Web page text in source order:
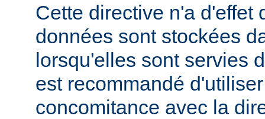
Cette directive n'a d'effet
données sont stockées
lorsqu'elles sont servies
est recommandé
concomitance avec la